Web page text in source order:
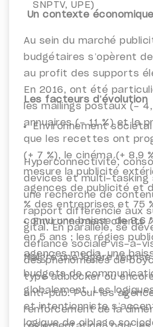
SNPTV, UPE)
Un contexte
Au sein du marché
budgétaires s’opèrent
au profit des supports
En 2016, ont été
les mailings postaux (-
annuaires (- 11 %) et la
que les recettes ont
(+ 7 %), le cinéma (+ 8,9
mesure la publicité
agences de publicité et
% des entreprises et 75
connu une baisse de 8,6
en 5 ans ; les régies
agences media, une
Les facteurs d’évolution
Environnement sociétal
Hyperconnectivité,
devices et multi-tasking
une recherche de
rapport différencié aux
gital. En parallèle, se
défiance sociale vis-à-
des phénomènes de
type adblocker ou
anti-pub. Pour les
renforcement de la
Environnement clients
Malgré une légère
budgets de
globalement. Les
et intentionniste
logique de ciblage